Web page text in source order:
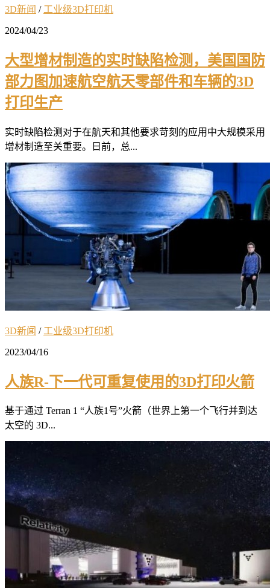
3D新闻 / 工业级3D打印机
2024/04/23
大型增材制造的实时缺陷检测，美国国防
部力图加速航空航天零部件和车辆的3D
打印生产
实时缺陷检测对于在航天和其他要求苛刻的应用中大规模采用
增材制造至关重要。日前，总...
3D新闻 / 工业级3D打印机
2023/04/16
人族R-下一代可重复使用的3D打印火箭
基于通过 Terran 1 “人族1号”火箭（世界上第一个飞行并到达
太空的 3D...